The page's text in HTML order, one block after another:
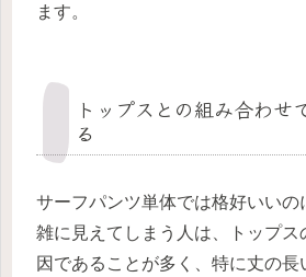
ます。
トップスとの組み合わせ
る
サーフパンツ単体では格好いいの
雑に見えてしまう人は、トップス
因であることが多く、特に丈の長